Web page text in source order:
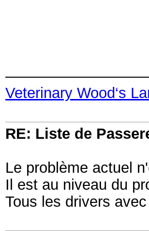
Veterinary Wood‘s
RE: Liste de
Le problème actuel
Il est au niveau du
Tous les drivers